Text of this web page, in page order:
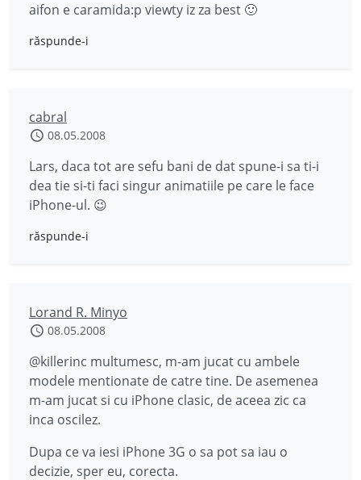
aifon e caramida:p viewty iz za best 🙂
răspunde-i
cabral
08.05.2008
Lars, daca tot are sefu bani de dat spune-i sa ti-i
dea tie si-ti faci singur animatiile pe care le face
iPhone-ul. 😉
răspunde-i
Lorand R. Minyo
08.05.2008
@killerinc multumesc, m-am jucat cu ambele
modele mentionate de catre tine. De asemenea
m-am jucat si cu iPhone clasic, de aceea zic ca
inca oscilez.
Dupa ce va iesi iPhone 3G o sa pot sa iau o
decizie, sper eu, corecta.